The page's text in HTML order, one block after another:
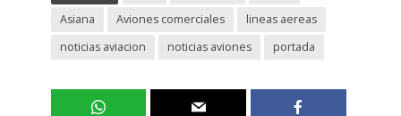
Asiana
Aviones comerciales
lineas aereas
noticias aviacion
noticias aviones portada